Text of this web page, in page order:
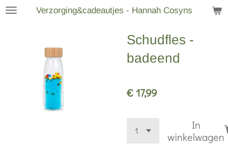
Ga
hoofdinhoud
Verzorging&cadeautjes - Hannah Cosyns
Schudfles -
badeend
€ 17,99
In
winkelwagen